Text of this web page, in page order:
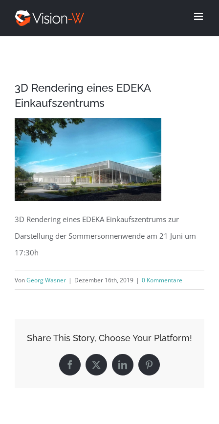
3D Rendering eines EDEKA
Einkaufszentrums
3D Rendering eines EDEKA Einkaufszentrums zur
Darstellung der Sommersonnenwende am 21 Juni um
17:30h
VonGeorg Wasner | Dezember 16th, 2019 | 0 Kommentare
Share This Story, Choose Your Platform!
Facebook
X LinkedInPinterest